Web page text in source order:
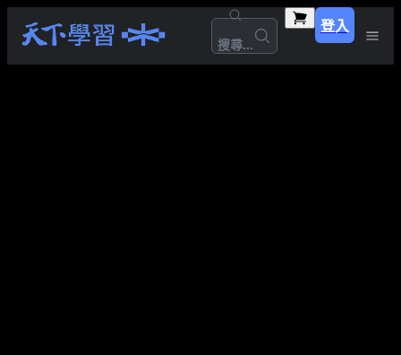
搜尋...
登入